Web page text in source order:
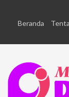
Beranda